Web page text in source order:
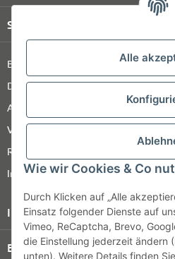
Alle
Wie wir Cookies & Co
Durch Klicken auf „Alle
Einsatz folgender Dienste auf
Vimeo, ReCaptcha, Brevo,
die Einstellung jederzeit ändern
unten). Weitere Details finden
Shop Service
Barrierefreiheitserklärung
Datenschutz
AGB
Versandinformationen
Retour
Impressum
Informationen
Bezahlung & Versand